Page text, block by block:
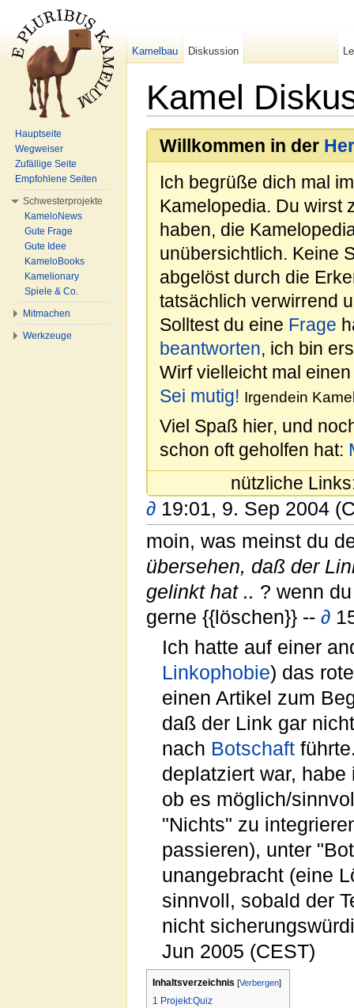
Kamel
Willkommen in der
Ich begrüße dich mal
Kamelopedia. Du wirst
haben, die
unübersichtlich. Keine
abgelöst durch die
tatsächlich verwirrend
Solltest du eine Frage
beantworten, ich bin
Wirf vielleicht mal
Sei mutig! Irgendein
Viel Spaß hier, und
schon oft geholfen hat:
nützliche
∂ 19:01, 9. Sep 2004
moin, was meinst du
übersehen, daß der
gelinkt hat .. ? wenn
gerne {{löschen}} -- ∂
Ich hatte auf einer
Linkophobie) das
einen Artikel zum
daß der Link gar
nach Botschaft
deplatziert war,
ob es möglich/
"Nichts" zu
passieren), unter
unangebracht (eine
sinnvoll, sobald der
nicht
Jun 2005 (CEST)
Inhaltsverzeichnis [Verbergen]
1 Projekt:Quiz
Kamelbau Diskussion
Hauptseite
Wegweiser
Zufällige Seite
Empfohlene Seiten
Schwesterprojekte
KameloNews
Gute Frage
Gute Idee
KameloBooks
Kamelionary
Spiele & Co.
Mitmachen
Werkzeuge